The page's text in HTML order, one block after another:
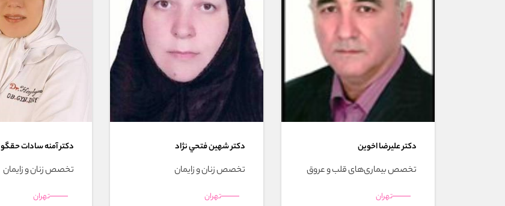
دکتر عليرضا اخوين
تخصص بیماری‌های قلب و عروق
تهران
دکتر شهين فتحي نژاد
تخصص زنان و زایمان
تهران
دکتر آمنه سادات حقگو
تخصص زنان و زایمان
تهران